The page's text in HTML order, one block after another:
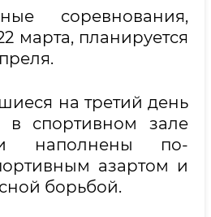
соревнования,
марта, планируется
на третий день
в спортивном зале
наполнены по-
азартом и
борьбой.